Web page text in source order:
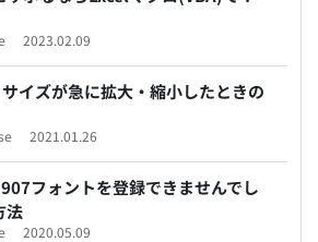
2023.02.09
イズが急に拡大・縮小したときの
2021.01.26
フォントを登録できませんでし
法
2020.05.09